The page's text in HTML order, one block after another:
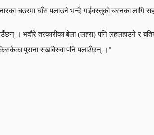
चउरमा घाँस पलाउने भन्दै गाईवस्तुको चरनका लागि
। भदौरे तरकारीका बेला (लहरा) पनि लहलहाउने र
पुराना रुखबिरुवा पनि पलाउँछन् ।”